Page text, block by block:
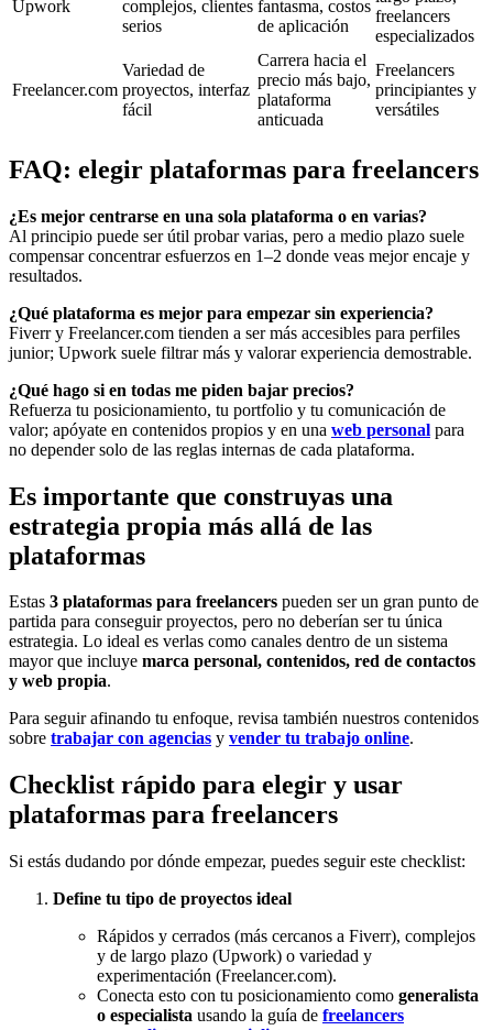
Upwork
complejos, clientes
serios
fantasma, costos
de aplicación
freelancers
especializados
Freelancer.com
Variedad de
proyectos, interfaz
fácil
Carrera hacia el
precio más bajo,
plataforma
anticuada
Freelancers
principiantes y
versátiles
FAQ: elegir plataformas para freelancers
¿Es mejor centrarse en una sola plataforma o en varias?
Al principio puede ser útil probar varias, pero a medio plazo suele
compensar concentrar esfuerzos en 1–2 donde veas mejor encaje y
resultados.
¿Qué plataforma es mejor para empezar sin experiencia?
Fiverr y Freelancer.com tienden a ser más accesibles para perfiles
junior; Upwork suele filtrar más y valorar experiencia demostrable.
¿Qué hago si en todas me piden bajar precios?
Refuerza tu posicionamiento, tu portfolio y tu comunicación de
valor; apóyate en contenidos propios y en una web personal para
no depender solo de las reglas internas de cada plataforma.
Es importante que construyas una
estrategia propia más allá de las
plataformas
Estas 3 plataformas para freelancers pueden ser un gran punto de
partida para conseguir proyectos, pero no deberían ser tu única
estrategia. Lo ideal es verlas como canales dentro de un sistema
mayor que incluye marca personal, contenidos, red de contactos
y web propia.
Para seguir afinando tu enfoque, revisa también nuestros contenidos
sobre trabajar con agencias y vender tu trabajo online.
Checklist rápido para elegir y usar
plataformas para freelancers
Si estás dudando por dónde empezar, puedes seguir este checklist:
Define tu tipo de proyectos ideal
Rápidos y cerrados (más cercanos a Fiverr), complejos
y de largo plazo (Upwork) o variedad y
experimentación (Freelancer.com).
Conecta esto con tu posicionamiento como generalista
o especialista usando la guía de freelancers